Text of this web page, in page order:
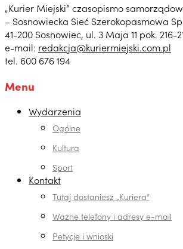
„Kurier Miejski” czasopismo
– Sosnowiecka Sieć Szerokopasmowa
41-200 Sosnowiec, ul. 3 Maja 11 pok. 216-
e-mail: redakcja@kuriermiejski.com.pl
tel. 600 676 194
Menu
Wydarzenia
Ogólne
Kultura
Sport
Kontakt
Tutaj dostaniesz „Kuriera”
Ważne telefony i adresy e-mail
Petycje i wnioski